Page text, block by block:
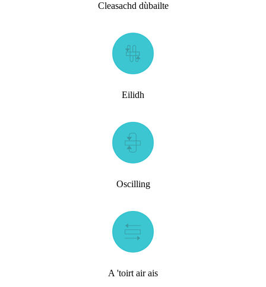
Cleasachd dùbailte
Eilidh
Oscilling
A 'toirt air ais